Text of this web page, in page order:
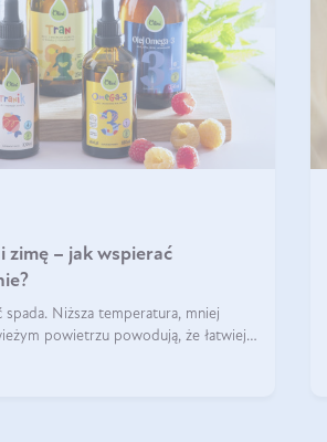
zimę – jak wspierać
Niższa temperatura, mniej
powietrzu powodują, że łatwiej
Co warto suplementować